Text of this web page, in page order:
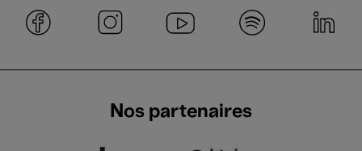
Nos partenaires